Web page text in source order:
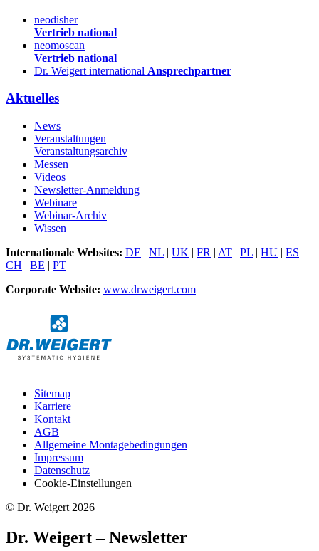
neodisher
Vertrieb national
neomoscan
Vertrieb national
Dr. Weigert international Ansprechpartner
Aktuelles
News
Veranstaltungen
Veranstaltungsarchiv
Messen
Videos
Newsletter-Anmeldung
Webinare
Webinar-Archiv
Wissen
Internationale Websites: DE | NL | UK | FR | AT | PL | HU | ES |
CH | BE | PT
Corporate Website: www.drweigert.com
Sitemap
Karriere
Kontakt
AGB
Allgemeine Montagebedingungen
Impressum
Datenschutz
Cookie-Einstellungen
© Dr. Weigert 2026
Dr. Weigert – Newsletter